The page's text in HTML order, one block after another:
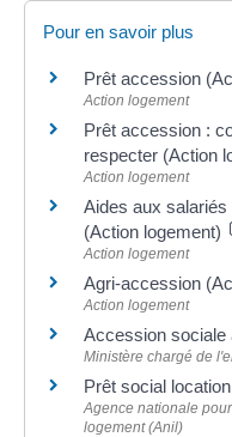
Pour en savoir plus
Prêt accession
Action logement
Prêt accession :
respecter (Action
Action logement
Aides aux
(Action logement)
Action logement
Agri-accession
Action logement
Accession sociale
Ministère chargé de
Prêt social
Agence nationale
logement (Anil)